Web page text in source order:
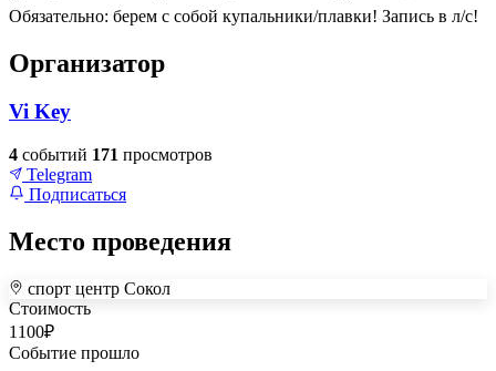
Обязательно: берем с собой купальники/плавки! Запись в л/с!
Организатор
Vi Key
4 событий 171 просмотров
Telegram
Подписаться
Место проведения
+
–
спорт центр Сокол
Стоимость
1100₽
Событие прошло